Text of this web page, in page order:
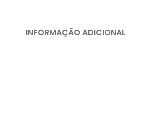
INFORMAÇÃO ADICIONAL